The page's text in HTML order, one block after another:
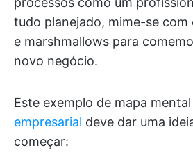
tudo planejado, mime-se
e marshmallows para
novo negócio.
Este exemplo de mapa mental
empresarial deve dar uma
começar: